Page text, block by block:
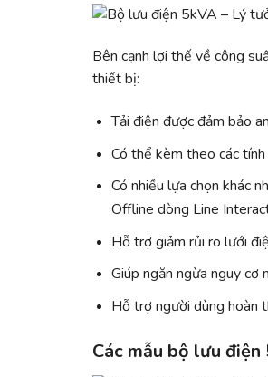
Bên cạnh lợi thế về công
thiết bị:
Tải điện được đảm bảo
Có thể kèm theo các
Có nhiều lựa chọn khác
Offline dòng Line
Hỗ trợ giảm rủi ro lưới
Giúp ngăn ngừa nguy
Hỗ trợ người dùng hoàn
Các mẫu bộ lưu